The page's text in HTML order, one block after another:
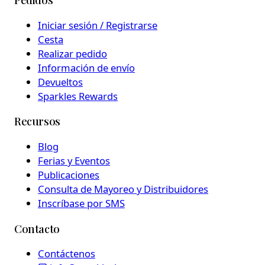
Iniciar sesión / Registrarse
Cesta
Realizar pedido
Información de envío
Devueltos
Sparkles Rewards
Recursos
Blog
Ferias y Eventos
Publicaciones
Consulta de Mayoreo y Distribuidores
Inscríbase por SMS
Contacto
Contáctenos